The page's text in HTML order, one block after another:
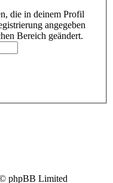
die in deinem Profil
angegeben
Bereich geändert.
phpBB Limited